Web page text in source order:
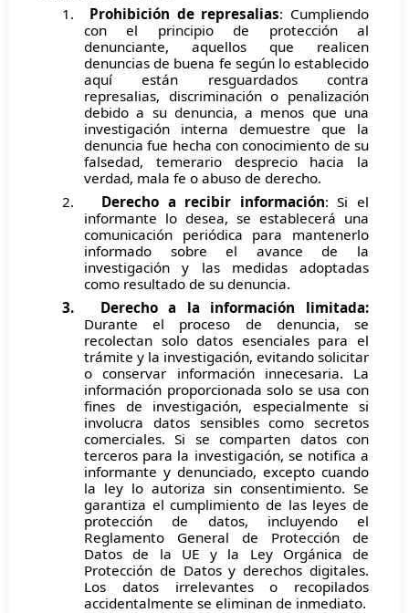
1.
Prohibición de represalias: Cumpliendo
con el principio de protección al
denunciante, aquellos que realicen
denuncias de buena fe según lo establecido
aquí están resguardados contra
represalias, discriminación o penalización
debido a su denuncia, a menos que una
investigación interna demuestre que la
denuncia fue hecha con conocimiento de su
falsedad, temerario desprecio hacia la
verdad, mala fe o abuso de derecho.
2.
Derecho a recibir información: Si el
informante lo desea, se establecerá una
comunicación periódica para mantenerlo
informado sobre el avance de la
investigación y las medidas adoptadas
como resultado de su denuncia.
3.
Derecho a la información limitada:
Durante el proceso de denuncia, se
recolectan solo datos esenciales para el
trámite y la investigación, evitando solicitar
o conservar información innecesaria. La
información proporcionada solo se usa con
fines de investigación, especialmente si
involucra datos sensibles como secretos
comerciales. Si se comparten datos con
terceros para la investigación, se notifica a
informante y denunciado, excepto cuando
la ley lo autoriza sin consentimiento. Se
garantiza el cumplimiento de las leyes de
protección de datos, incluyendo el
Reglamento General de Protección de
Datos de la UE y la Ley Orgánica de
Protección de Datos y derechos digitales.
Los datos irrelevantes o recopilados
accidentalmente se eliminan de inmediato.